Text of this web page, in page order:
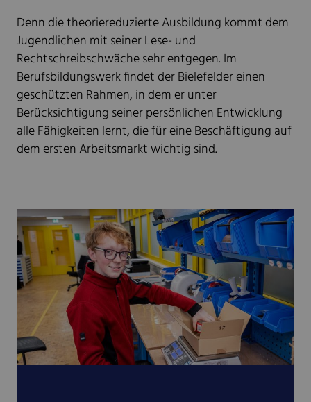
Denn die theoriereduzierte Ausbildung kommt dem
Jugendlichen mit seiner Lese- und
Rechtschreibschwäche sehr entgegen. Im
Berufsbildungswerk findet der Bielefelder einen
geschützten Rahmen, in dem er unter
Berücksichtigung seiner persönlichen Entwicklung
alle Fähigkeiten lernt, die für eine Beschäftigung auf
dem ersten Arbeitsmarkt wichtig sind.